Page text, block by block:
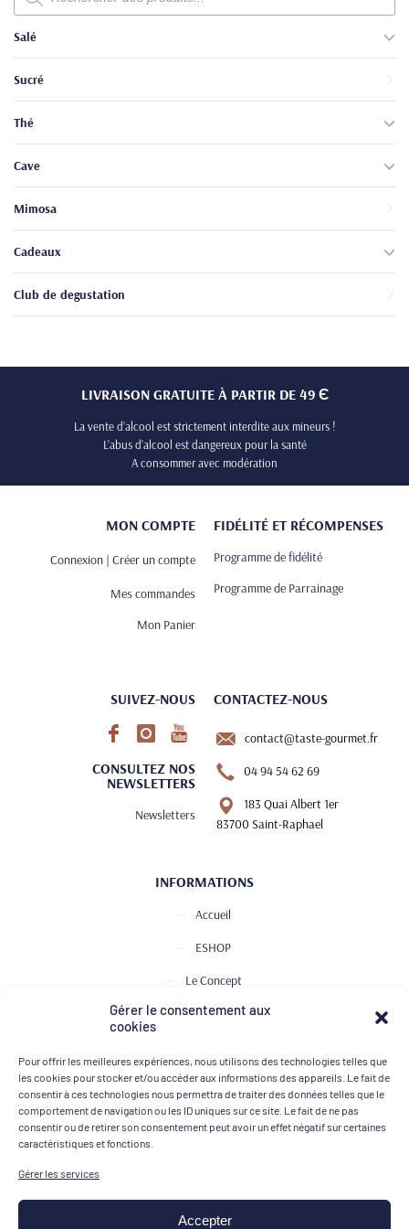
Gérer le consentement aux
cookies
Pour offrir les meilleures expériences, nous utilisons des technologies telles que
les cookies pour stocker et/ou accéder aux informations des appareils. Le fait de
consentir à ces technologies nous permettra de traiter des données telles que le
comportement de navigation ou les ID uniques sur ce site. Le fait de ne pas
consentir ou de retirer son consentement peut avoir un effet négatif sur certaines
caractéristiques et fonctions.
Gérer les services
Accepter
produits
Salé
Sucré
Thé
Cave
Mimosa
Cadeaux
Club de degustation
LIVRAISON GRATUITE À PARTIR DE 49 Є
La vente d’alcool est strictement interdite aux mineurs !
L’abus d’alcool est dangereux pour la santé
A consommer avec modération
MON COMPTE
Connexion | Créer un compte
Mes commandes
Mon Panier
FIDÉLITÉ ET RÉCOMPENSES
Programme de fidélité
Programme de Parrainage
SUIVEZ-NOUS
CONSULTEZ NOS
NEWSLETTERS
Newsletters
CONTACTEZ-NOUS
contact@taste-gourmet.fr
04 94 54 62 69
183 Quai Albert 1er
83700 Saint-Raphael
INFORMATIONS
Accueil
ESHOP
Le Concept
Club de Dégustation
Contact
MOYENS DE PAIEMENT